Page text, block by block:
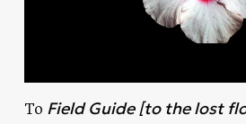
Το Field Guide [to the lost